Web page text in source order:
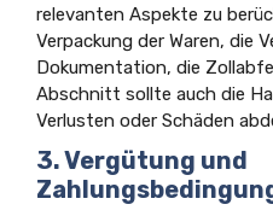
relevanten Aspekte zu
Verpackung der Waren, die
Dokumentation, die
Abschnitt sollte auch die
Verlusten oder Schäden
3. Vergütung und